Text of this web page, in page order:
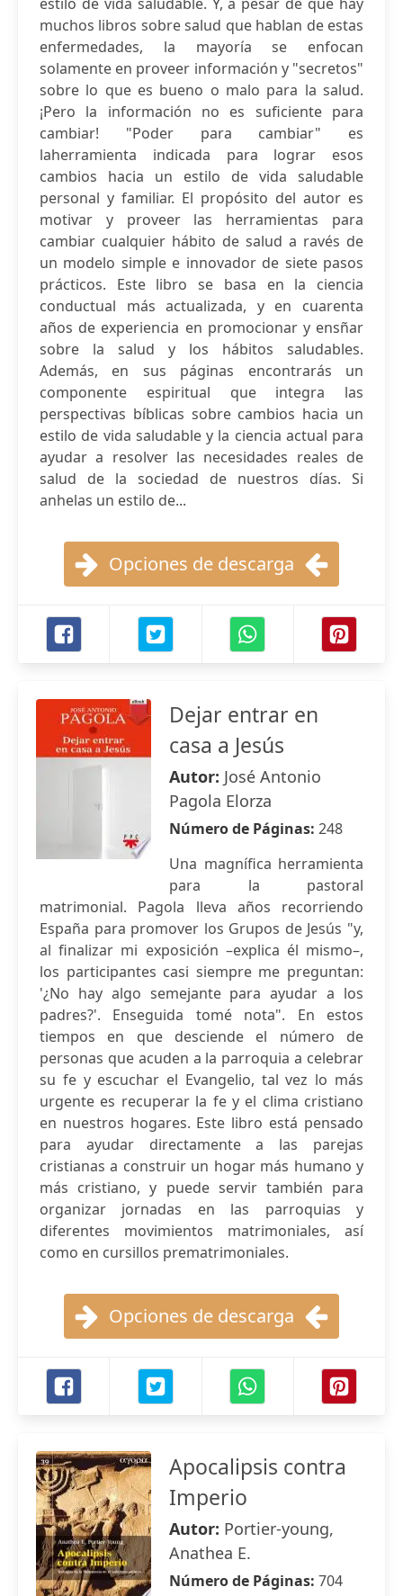
muchos libros sobre salud que hablan de estas
enfermedades, la mayoría se enfocan
solamente en proveer información y "secretos"
sobre lo que es bueno o malo para la salud.
¡Pero la información no es suficiente para
cambiar! "Poder para cambiar" es
laherramienta indicada para lograr esos
cambios hacia un estilo de vida saludable
personal y familiar. El propósito del autor es
motivar y proveer las herramientas para
cambiar cualquier hábito de salud a ravés de
un modelo simple e innovador de siete pasos
prácticos. Este libro se basa en la ciencia
conductual más actualizada, y en cuarenta
años de experiencia en promocionar y ensñar
sobre la salud y los hábitos saludables.
Además, en sus páginas encontrarás un
componente espiritual que integra las
perspectivas bíblicas sobre cambios hacia un
estilo de vida saludable y la ciencia actual para
ayudar a resolver las necesidades reales de
salud de la sociedad de nuestros días. Si
anhelas un estilo de...
Opciones de descarga
Dejar entrar en
casa a Jesús
Autor: José Antonio
Pagola Elorza
Número de Páginas: 248
Una magnífica herramienta
para la pastoral
matrimonial. Pagola lleva años recorriendo
España para promover los Grupos de Jesús "y,
al finalizar mi exposición –explica él mismo–,
los participantes casi siempre me preguntan:
'¿No hay algo semejante para ayudar a los
padres?'. Enseguida tomé nota". En estos
tiempos en que desciende el número de
personas que acuden a la parroquia a celebrar
su fe y escuchar el Evangelio, tal vez lo más
urgente es recuperar la fe y el clima cristiano
en nuestros hogares. Este libro está pensado
para ayudar directamente a las parejas
cristianas a construir un hogar más humano y
más cristiano, y puede servir también para
organizar jornadas en las parroquias y
diferentes movimientos matrimoniales, así
como en cursillos prematrimoniales.
Opciones de descarga
Apocalipsis contra
Imperio
Autor: Portier-young,
Anathea E.
Número de Páginas: 704